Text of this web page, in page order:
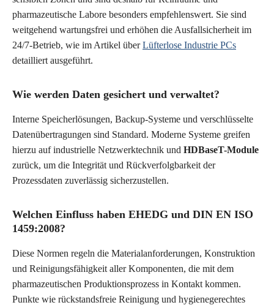
pharmazeutische Labore besonders empfehlenswert. Sie sind
weitgehend wartungsfrei und erhöhen die Ausfallsicherheit im
24/7-Betrieb, wie im Artikel überLüfterlose Industrie PCs
detailliert ausgeführt.
Wie werden Daten gesichert und verwaltet?
Interne Speicherlösungen, Backup-Systeme und verschlüsselte
Datenübertragungen sind Standard. Moderne Systeme greifen
hierzu auf industrielle Netzwerktechnik und HDBaseT-Module
zurück, um die Integrität und Rückverfolgbarkeit der
Prozessdaten zuverlässig sicherzustellen.
Welchen Einfluss haben EHEDG und DIN EN ISO
1459:2008?
Diese Normen regeln die Materialanforderungen, Konstruktion
und Reinigungsfähigkeit aller Komponenten, die mit dem
pharmazeutischen Produktionsprozess in Kontakt kommen.
Punkte wie rückstandsfreie Reinigung und hygienegerechtes